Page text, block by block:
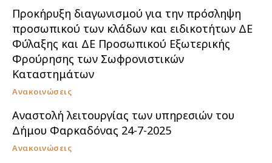
Προκήρυξη διαγωνισμού για την πρόσληψη
προσωπικού των κλάδων και ειδικοτήτων ΔΕ
Φύλαξης και ΔΕ Προσωπικού Εξωτερικής
Φρούρησης των Σωφρονιστικών
Καταστημάτων
Ανακοινώσεις
Αναστολή λειτουργίας των υπηρεσιών του
Δήμου Φαρκαδόνας 24-7-2025
Ανακοινώσεις